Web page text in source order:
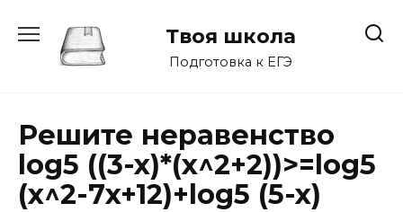
содержанию
Твоя школа
Подготовка к ЕГЭ
Решите неравенство
log5 ((3-x)*(x^2+2))>=log5
(x^2-7x+12)+log5 (5-x)